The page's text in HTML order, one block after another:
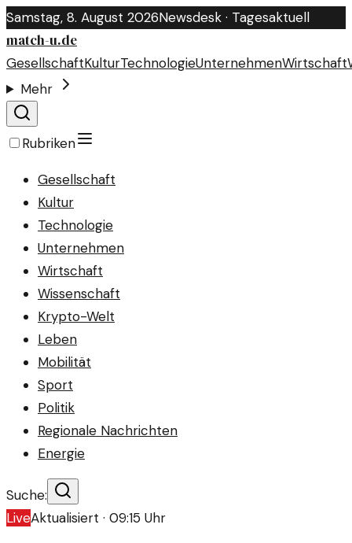
Samstag, 8. August 2026Newsdesk · Tagesaktuell
match-u.de
GesellschaftKulturTechnologieUnternehmenWirtschaft
Mehr
Rubriken
Gesellschaft
Kultur
Technologie
Unternehmen
Wirtschaft
Wissenschaft
Krypto-Welt
Leben
Mobilität
Sport
Politik
Regionale Nachrichten
Energie
Suche:
LiveAktualisiert · 09:15 Uhr